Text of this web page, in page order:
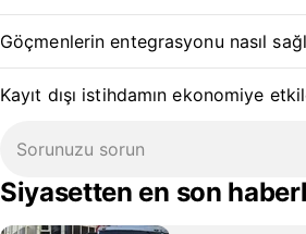
Göçmenlerin entegrasyonu nasıl
Kayıt dışı istihdamın ekonomiye
Siyasetten en son